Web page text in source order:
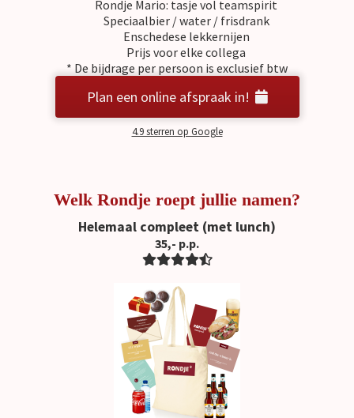
Rondje Mario: tasje vol teamspirit
Speciaalbier / water / frisdrank
Enschedese lekkernijen
Prijs voor elke collega
* De bijdrage per persoon is exclusief btw
Plan een online afspraak in!
4.9 sterren op Google
Welk Rondje roept jullie namen?
Helemaal compleet (met lunch)
35,- p.p.